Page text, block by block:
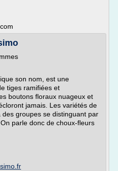
son nom, est une
tiges ramifiées et
boutons floraux nuageux et
jamais. Les variétés de
groupes se distinguant par
parle donc de choux-fleurs